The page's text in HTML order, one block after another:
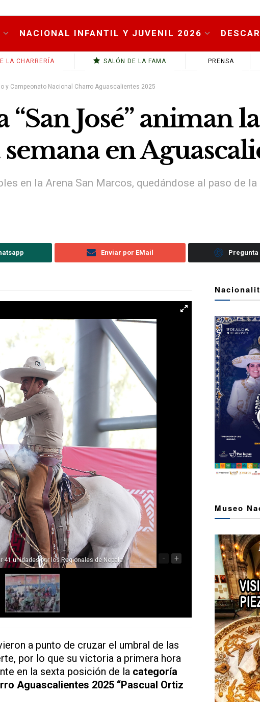
NACIONAL INFANTIL Y JUVENIL 2026
LA CHARRERÍA SALÓN DE LA FAMA PRENSA
y Campeonato Nacional Charro Aguascalientes 2025
José” animan
en
en la Arena San Marcos, quedándose al paso de
Enviar por EMail Pregunta
unidades por los Regionales de Nopala - +
a punto de cruzar el umbral de las
por lo que su victoria a primera hora
en la sexta posición de la categoría
Aguascalientes 2025 “Pascual Ortiz
Museo